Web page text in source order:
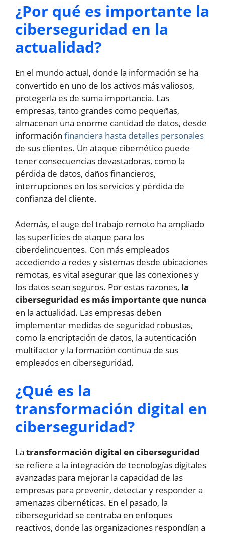
¿Por qué es importante la
ciberseguridad en la
actualidad?
En el mundo actual, donde la información se ha
convertido en uno de los activos más valiosos,
protegerla es de suma importancia. Las
empresas, tanto grandes como pequeñas,
almacenan una enorme cantidad de datos, desde
información financiera hasta detalles personales
de sus clientes. Un ataque cibernético puede
tener consecuencias devastadoras, como la
pérdida de datos, daños financieros,
interrupciones en los servicios y pérdida de
confianza del cliente.
Además, el auge del trabajo remoto ha ampliado
las superficies de ataque para los
ciberdelincuentes. Con más empleados
accediendo a redes y sistemas desde ubicaciones
remotas, es vital asegurar que las conexiones y
los datos sean seguros. Por estas razones, la
ciberseguridad es más importante que nunca
en la actualidad. Las empresas deben
implementar medidas de seguridad robustas,
como la encriptación de datos, la autenticación
multifactor y la formación continua de sus
empleados en ciberseguridad.
¿Qué es la
transformación digital en
ciberseguridad?
La transformación digital en ciberseguridad
se refiere a la integración de tecnologías digitales
avanzadas para mejorar la capacidad de las
empresas para prevenir, detectar y responder a
amenazas cibernéticas. En el pasado, la
ciberseguridad se centraba en enfoques
reactivos, donde las organizaciones respondían a